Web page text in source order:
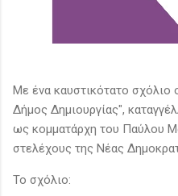
Με ένα καυστικότατο σχόλιο
Δήμος Δημιουργίας",
ως κομματάρχη του Παύλου
στελέχους της Νέας
Το σχόλιο: